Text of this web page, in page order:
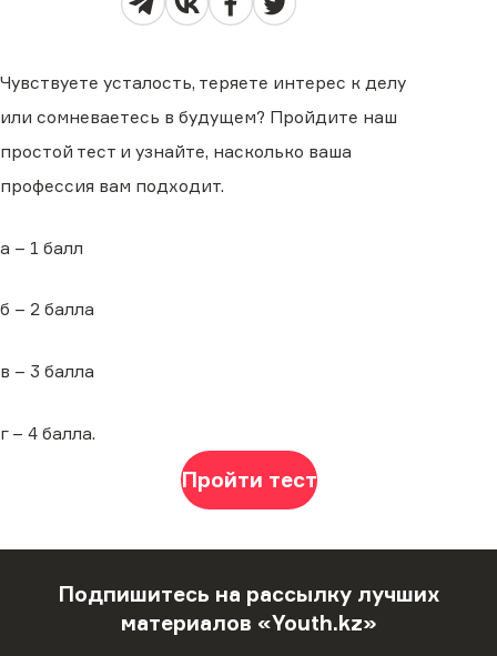
Чувствуете усталость, теряете интерес к делу
или сомневаетесь в будущем? Пройдите наш
простой тест и узнайте, насколько ваша
профессия вам подходит.
а – 1 балл
б – 2 балла
в – 3 балла
г – 4 балла.
Пройти тест
Подпишитесь на рассылку лучших
материалов «Youth.kz»